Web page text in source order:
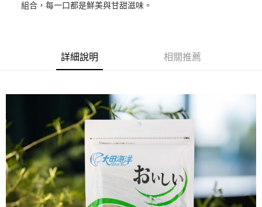
街口支付
【關於「AFTEE先享後付」】
AFTEE先享後付是「在收到商品之後才付款」的支付方式。 讓您購物簡單
便利好安心！
１．簡單：不需註冊會員、不需綁卡、不需儲值。
２．便利：只要手機號碼，簡訊認證，即可結帳。
３．安心：先確認商品／服務後，再付款。
【「AFTEE先享後付」結帳流程】
１．於結帳方式選擇「AFTEE先享後付」後，將跳轉至「AFTEE先享後付」
結帳頁面，進行簡訊認證並確認金額後，即可完成結帳。
運送方式
全家取貨付款
每筆NT$60，滿NT$699(含以上)免運費
付款後全家取貨
組合，每一口都是鮮美與甘甜滋味。
詳細說明 相關推薦